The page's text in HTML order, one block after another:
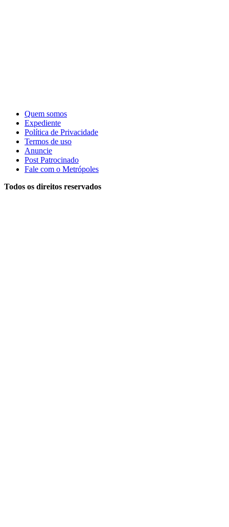
Quem somos
Expediente
Política de Privacidade
Termos de uso
Anuncie
Post Patrocinado
Fale com o Metrópoles
Todos os direitos reservados